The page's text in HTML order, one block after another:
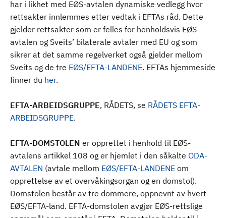
har i likhet med EØS-avtalen dynamiske vedlegg hvor
rettsakter innlemmes etter vedtak i EFTAs råd. Dette
gjelder rettsakter som er felles for henholdsvis EØS-
avtalen og Sveits’ bilaterale avtaler med EU og som
sikrer at det samme regelverket også gjelder mellom
Sveits og de tre EØS/EFTA-LANDENE. EFTAs hjemmeside
finner du her.
EFTA-ARBEIDSGRUPPE, RÅDETS, se RÅDETS EFTA-
ARBEIDSGRUPPE.
EFTA-DOMSTOLEN er opprettet i henhold til EØS-
avtalens artikkel 108 og er hjemlet i den såkalte ODA-
AVTALEN (avtale mellom EØS/EFTA-LANDENE om
opprettelse av et overvåkingsorgan og en domstol).
Domstolen består av tre dommere, oppnevnt av hvert
EØS/EFTA-land. EFTA-domstolen avgjør EØS-rettslige